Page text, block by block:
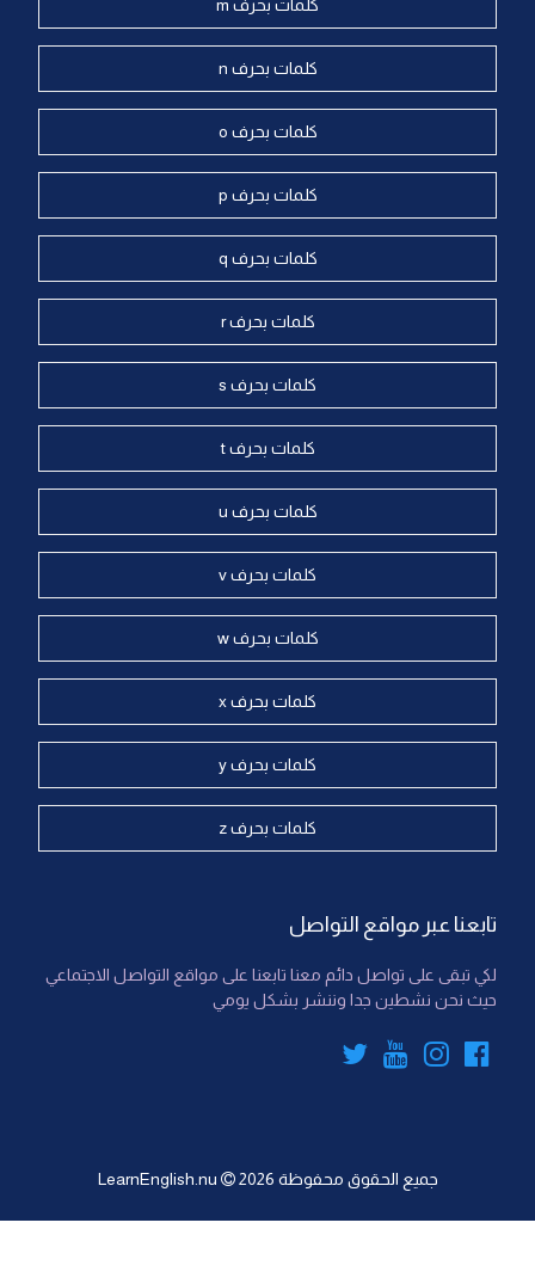
كلمات بحرف m
كلمات بحرف n
كلمات بحرف o
كلمات بحرف p
كلمات بحرف q
كلمات بحرف r
كلمات بحرف s
كلمات بحرف t
كلمات بحرف u
كلمات بحرف v
كلمات بحرف w
كلمات بحرف x
كلمات بحرف y
كلمات بحرف z
تابعنا عبر مواقع التواصل
لكي تبقى على تواصل دائم معنا تابعنا على مواقع التواصل الاجتماعي
حيث نحن نشطين جدا وننشر بشكل يومي
جميع الحقوق محفوظة LearnEnglish.nu 2026